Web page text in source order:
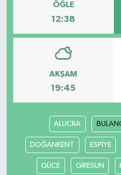
ÖĞLE
12:38
AKŞAM
19:45
ALUCRA
DOĞANKENT ESPİYE
GÜCE GİRESUN